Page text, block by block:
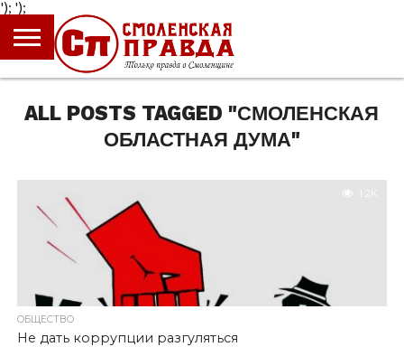
');
ГЛАВНАЯ
НОВОСТИ
ПРОИСШЕСТВИЯ
ПОЛИТИКА
КУЛЬТУРА
ЭКОНОМИКА
ОБЩЕСТВО
БЛОГИ
ALL POSTS TAGGED "СМОЛЕНСКАЯ
ОБЛАСТНАЯ ДУМА"
1.2K
ОБЩЕСТВО
Не дать коррупции разгуляться
');